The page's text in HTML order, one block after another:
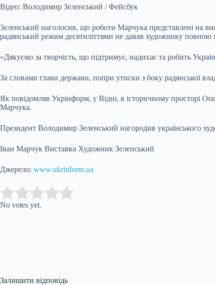
Відео: Володимир Зеленський / Фейсбук
Зеленський наголосив, що роботи Марчука представлені на
радянський режим десятиліттями не давав художнику повною
«Дякуємо за творчість, що підтримує, надихає та робить
За словами глави держави, попри утиски з боку радянської
Як повідомляв Укрінформ, у Відні, в історичному просторі
Марчука.
Президент Володимир Зеленський нагородив українського
Іван Марчук Виставка Художник Зеленський
Джерело: www.ukrinform.ua
Rate this item:
No votes yet.
Залишити відповідь